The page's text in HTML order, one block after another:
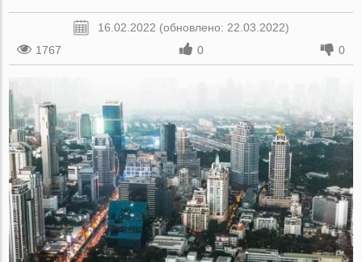
16.02.2022 (обновлено: 22.03.2022)
1767
0 0